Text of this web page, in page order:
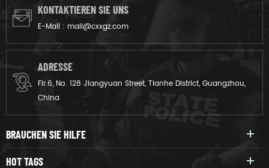
KONTAKTIEREN SIE UNS
E-Mail : mail@cxxgz.com
ADRESSE
Flr.6, No. 128 Jiangyuan Street, Tianhe District, Guangzhou,
China
BRAUCHEN SIE HILFE
HOT TAGS